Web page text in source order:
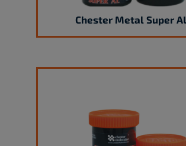
Chester Metal Super AL